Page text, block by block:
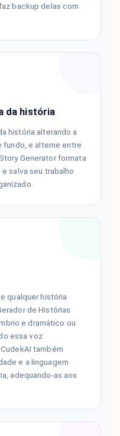
backup delas com
da história
história alterando a
e alterne entre
Generator formata
salva seu trabalho
qualquer história
de Histórias
e dramático ou
essa voz
também
e a linguagem
adequando-as aos